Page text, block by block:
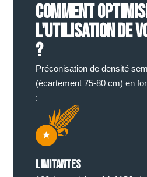
COMMENT
L'UTILISATION DE
?
Préconisation de densité
(écartement 75-80 cm) en
:
Limitantes